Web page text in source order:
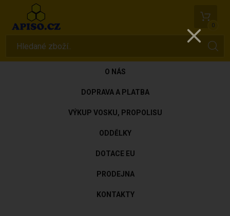
0
O NÁS
DOPRAVA A PLATBA
VÝKUP VOSKU, PROPOLISU
ODDĚLKY
DOTACE EU
PRODEJNA
KONTAKTY